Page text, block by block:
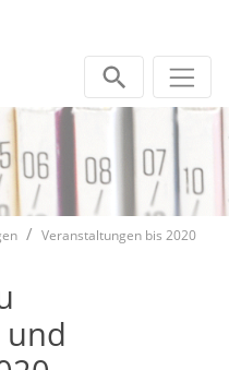
Veranstaltungen bis 2020